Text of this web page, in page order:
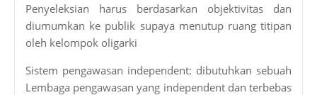
Penyeleksian harus berdasarkan objektivitas dan
diumumkan ke publik supaya menutup ruang titipan
oleh kelompok oligarki
Sistem pengawasan independent: dibutuhkan sebuah
Lembaga pengawasan yang independent dan terbebas